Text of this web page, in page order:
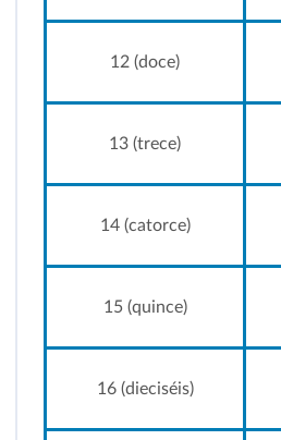
12 (doce)
13 (trece)
14 (catorce)
15 (quince)
16 (dieciséis)